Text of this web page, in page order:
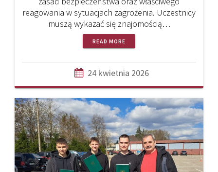
reagowania w sytuacjach zagrożenia. Uczestnicy
muszą wykazać się znajomością…
READ MORE
24 kwietnia 2026